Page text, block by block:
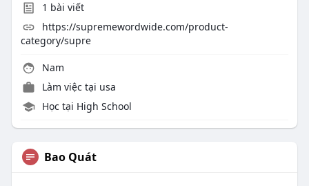
1 bài viết
https://supremewordwide.com/product-
category/supre
Nam
Làm việc tại usa
Học tại High School
Bao Quát